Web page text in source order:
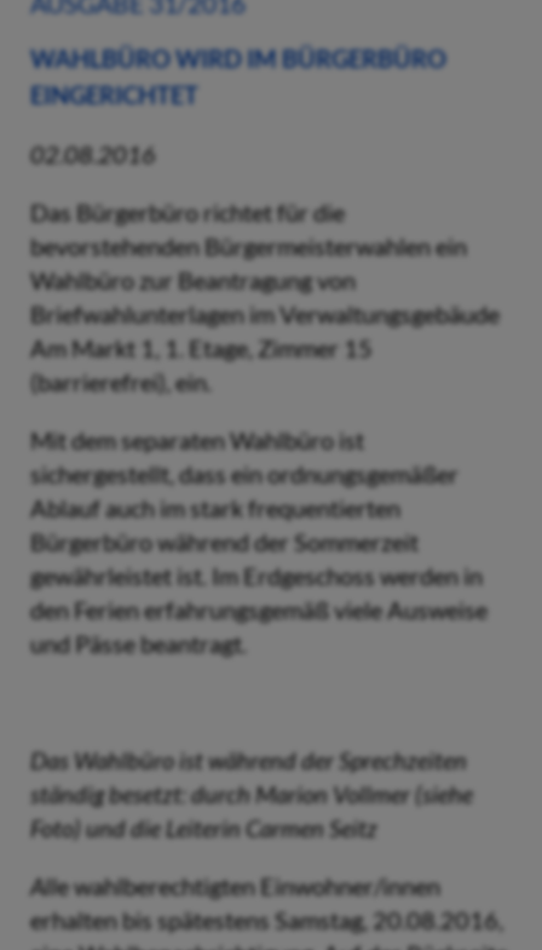
WAHLBÜRO WIRD IM BÜRGERBÜRO
EINGERICHTET
02.08.2016
Das Bürgerbüro richtet für die
bevorstehenden Bürgermeisterwahlen ein
Wahlbüro zur Beantragung von
Briefwahlunterlagen im Verwaltungsgebäude
Am Markt 1, 1. Etage, Zimmer 15
(barrierefrei), ein.
Mit dem separaten Wahlbüro ist
sichergestellt, dass ein ordnungsgemäßer
Ablauf auch im stark frequentierten
Bürgerbüro während der Sommerzeit
gewährleistet ist. Im Erdgeschoss werden in
den Ferien erfahrungsgemäß viele Ausweise
und Pässe beantragt.
Das Wahlbüro ist während der Sprechzeiten
ständig besetzt: durch Marion Vollmer (siehe
Foto) und die Leiterin Carmen Seitz
Alle wahlberechtigten Einwohner/innen
erhalten bis spätestens Samstag, 20.08.2016,